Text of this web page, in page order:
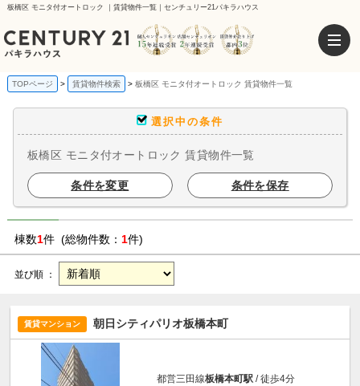
板橋区 モニタ付オートロック ｜賃貸物件一覧｜センチュリー21パキラハウス
TOPページ 賃貸物件検索 板橋区 モニタ付オートロック 賃貸物件一覧
選択中の条件
板橋区 モニタ付オートロック 賃貸物件一覧
条件を変更 条件を保存
棟数1件 (総物件数： 1件)
並び順 ：
賃貸マンション 朝日シティパリオ板橋本町
都営三田線板橋本町駅 / 徒歩4分